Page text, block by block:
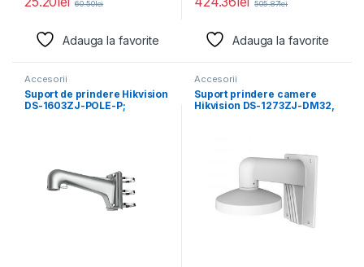
60.50lei
Adauga la favorite
505.87lei
Adauga la favorite
Accesorii
Suport de prindere Hikvision
DS-1603ZJ-POLE-P;
Accesorii
Suport prindere camere
Hikvision DS-1273ZJ-DM32,